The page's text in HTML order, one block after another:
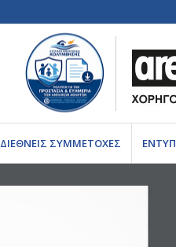
ΔΙΕΘΝΕΙΣ ΣΥΜΜΕΤΟΧΕΣ